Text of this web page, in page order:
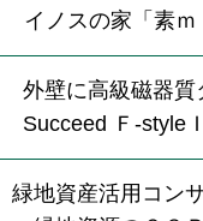
イノスの家「素
外壁に高級磁器質
Succeed Ｆ‐style
緑地資産活用コン